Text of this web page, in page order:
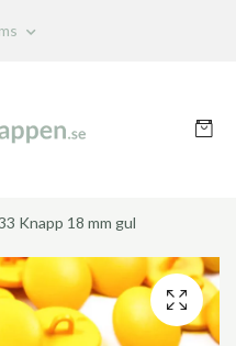
Knapp 18 mm gul